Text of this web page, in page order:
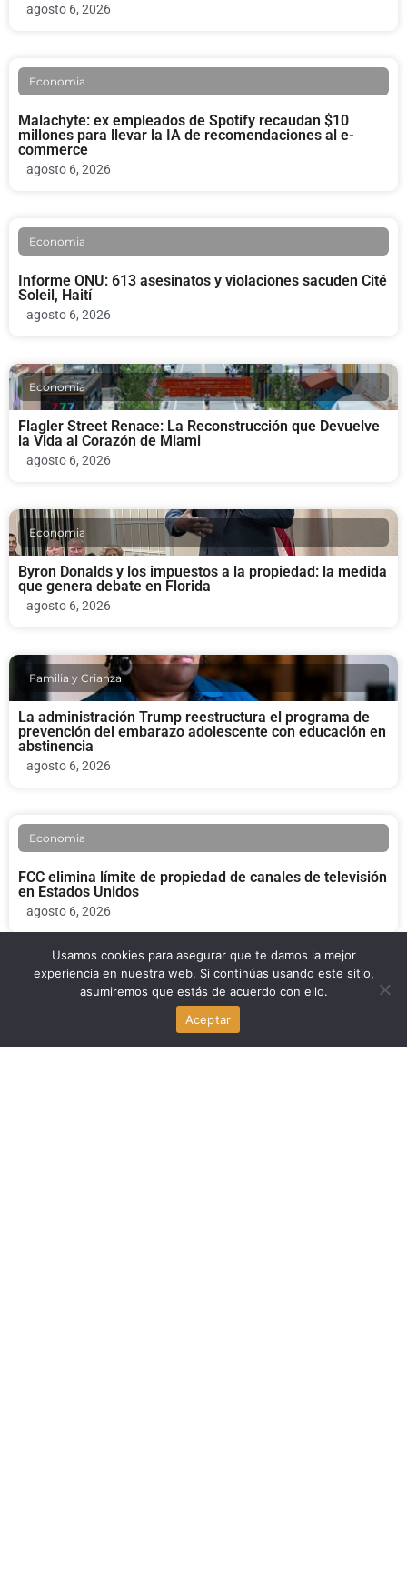
agosto 6, 2026
Economia
Malachyte: ex empleados de Spotify recaudan $10
millones para llevar la IA de recomendaciones al e-
commerce
agosto 6, 2026
Economia
Informe ONU: 613 asesinatos y violaciones sacuden Cité
Soleil, Haití
agosto 6, 2026
Economia
Flagler Street Renace: La Reconstrucción que Devuelve
la Vida al Corazón de Miami
agosto 6, 2026
Economia
Byron Donalds y los impuestos a la propiedad: la medida
que genera debate en Florida
agosto 6, 2026
Familia y Crianza
La administración Trump reestructura el programa de
prevención del embarazo adolescente con educación en
abstinencia
agosto 6, 2026
Economia
FCC elimina límite de propiedad de canales de televisión
en Estados Unidos
agosto 6, 2026
Economia
Omilia recauda $67 millones en Serie B para su
plataforma de atención al cliente
Usamos cookies para asegurar que te damos la mejor
experiencia en nuestra web. Si continúas usando este sitio,
asumiremos que estás de acuerdo con ello.
Aceptar